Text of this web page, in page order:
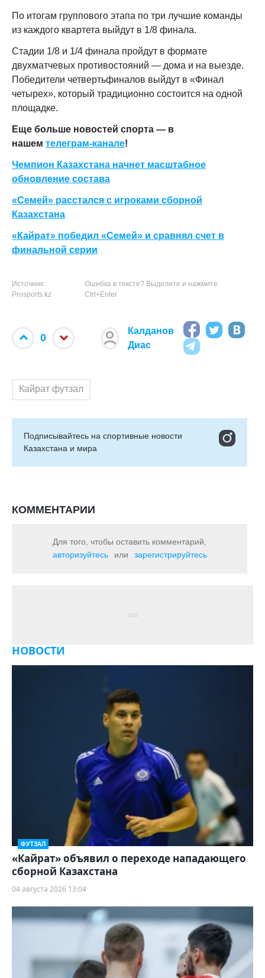
По итогам группового этапа по три лучшие команды
из каждого квартета выйдут в 1/8 финала.
Стадии 1/8 и 1/4 финала пройдут в формате
двухматчевых противостояний — дома и на выезде.
Победители четвертьфиналов выйдут в «Финал
четырех», который традиционно состоится на одной
площадке.
Еще больше новостей спорта — в
нашем телеграм-канале!
Чемпион Казахстана начнет масштабное
обновление состава
«Семей» расстался с игроками сборной
Казахстана
«Кайрат» победил «Семей» и сравнял счет в
финальной серии
Источник:
Prosports.kz
Ошибка в тексте? Выделите и нажмите
Ctrl+Enter
0
Калданов
Диас
Кайрат футзал
Подписывайтесь на cпортивные новости
Казахстана и мира
КОММЕНТАРИИ
Для того, чтобы оставить комментарий,
авторизуйтесь
или зарегистрируйтесь
НОВОСТИ
ФУТЗАЛ
«Кайрат» объявил о переходе нападающего
сборной Казахстана
04 августа 2026 13:04